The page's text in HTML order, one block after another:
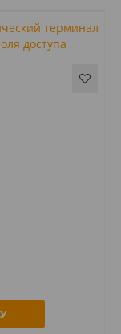
терминал
доступа